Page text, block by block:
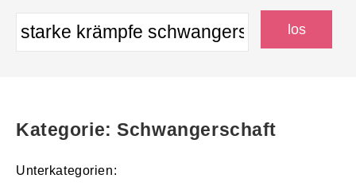
Kategorie: Schwangerschaft
Unterkategorien: